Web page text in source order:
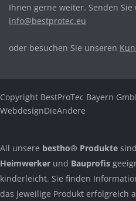
Ihnen gerne weiter. Senden Sie
info@bestprotec.eu
oder besuchen Sie unseren
Copyright BestProTec Bayern
WebdesignDieAndere
All unsere bestho® Produkte
Heimwerker und Bauprofis
kinderleicht. Sie finden
das jeweilige Produkt erfolgreich